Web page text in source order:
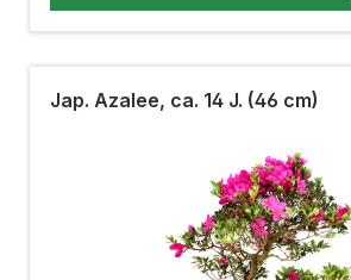
Jap. Azalee, ca. 14 J. (46 cm)